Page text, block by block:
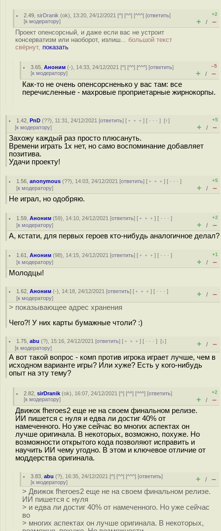
2.49 ,sirDranik (ok), 13:20, 24/12/2021 [^] [^^] [^^^] [ответить]
[к модератору]
+2
+ / –
Проект опенсорсный, и даже если вас не устроит
консерватизм или наоборот, излиш... большой текст
свёрнут, показать
3.65 ,Аноним (-), 14:33, 24/12/2021 [^] [^^] [^^^] [ответить]
[к модератору]
–5
+ / –
Как-то не очень опенсорсненько у вас там: все
перечисленные - махровые проприетарные жирнокорпы.
1.42 ,PnD (??), 11:31, 24/12/2021 [ответить] [ ﹢﹢﹢] [ · · ·][↑]
[к модератору]
+5
+ / –
Захожу каждый раз просто плюсануть.
Времени играть 1х нет, но само воспоминание добавляет
позитива.
Удачи проекту!
1.56 ,anonymous (??), 14:03, 24/12/2021 [ответить] [ ﹢﹢﹢] [ · · ·]
[к модератору]
+5
+ / –
Не играл, но одобряю.
1.59 ,Аноним (59), 14:10, 24/12/2021 [ответить] [ ﹢﹢﹢] [ · · ·]
[к модератору]
+2
+ / –
А, кстати, для первых героев кто-нибудь аналогичное делал?
1.61 ,Аноним (98), 14:15, 24/12/2021 [ответить] [ ﹢﹢﹢] [ · · ·]
[к модератору]
+1
+ / –
Молодцы!
1.62 ,Аноним (-), 14:18, 24/12/2021 [ответить] [ ﹢﹢﹢] [ · · ·]
[к модератору] + / –
> показывающее адрес хранения
Чего?! У них карты бумажные чтоли? :)
1.75 ,abu (?), 15:16, 24/12/2021 [ответить] [ ﹢﹢﹢] [ · · ·][↓]
[к модератору] + / –
А вот такой вопрос - комп против игрока играет лучше, чем в
исходном варианте игры? Или хуже? Есть у кого-нибудь
опыт на эту тему?
2.82 ,sirDranik (ok), 16:07, 24/12/2021 [^] [^^] [^^^] [ответить]
[к модератору]
+2
+ / –
Движок fheroes2 еще не на своем финальном релизе.
ИИ пишется с нуля и едва ли достиг 40% от
намеченного. Но уже сейчас во многих аспектах он
лучше оригинала. В некоторых, возможно, похуже. Но
возможности открытого кода позволяют исправить и
научить ИИ чему угодно. В этом и ключевое отличие от
моддерства оригинала.
3.83 ,abu (?), 16:35, 24/12/2021 [^] [^^] [^^^] [ответить]
[к модератору] + / –
> Движок fheroes2 еще не на своем финальном релизе.
ИИ пишется с нуля
> и едва ли достиг 40% от намеченного. Но уже сейчас
во
> многих аспектах он лучше оригинала. В некоторых,